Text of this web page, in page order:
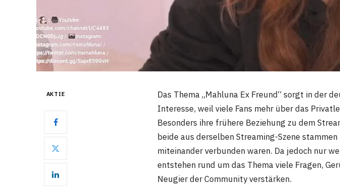
AKTIE
Das Thema „Mahluna Ex Freund“ sorgt in der
Interesse, weil viele Fans mehr über das
Besonders ihre frühere Beziehung zu dem
beide aus derselben Streaming-Szene
miteinander verbunden waren. Da jedoch nur
entstehen rund um das Thema viele Fragen,
Neugier der Community verstärken.